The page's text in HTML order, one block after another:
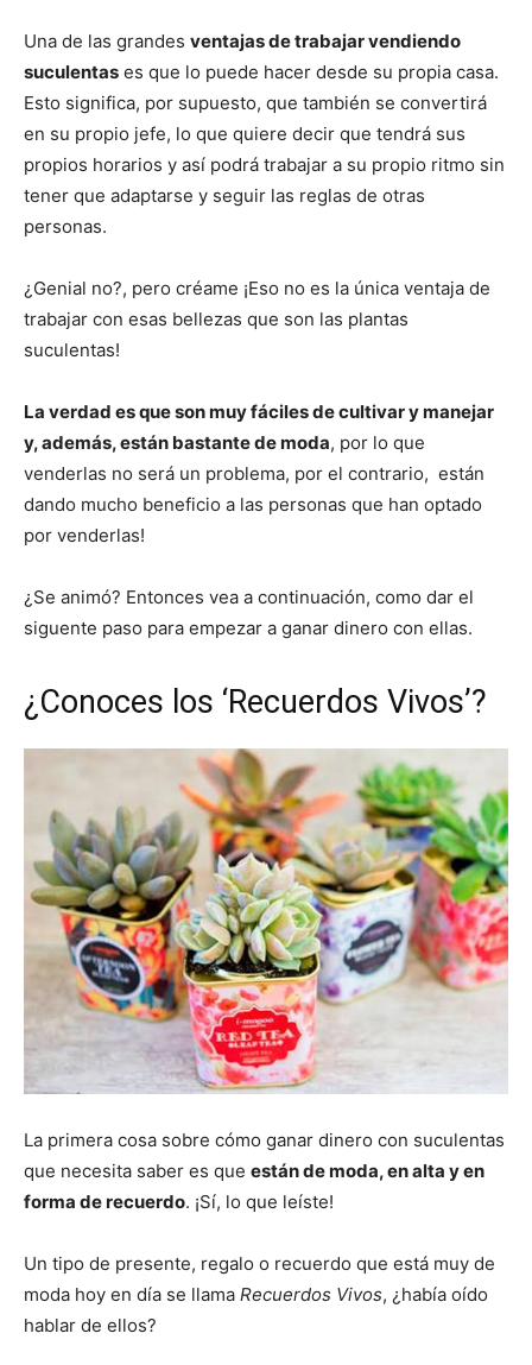
Una de las grandes ventajas de trabajar vendiendo
suculentas es que lo puede hacer desde su propia casa.
Esto significa, por supuesto, que también se convertirá
en su propio jefe, lo que quiere decir que tendrá sus
propios horarios y así podrá trabajar a su propio ritmo sin
tener que adaptarse y seguir las reglas de otras
personas.
¿Genial no?, pero créame ¡Eso no es la única ventaja de
trabajar con esas bellezas que son las plantas
suculentas!
La verdad es que son muy fáciles de cultivar y manejar
y, además, están bastante de moda, por lo que
venderlas no será un problema, por el contrario, están
dando mucho beneficio a las personas que han optado
por venderlas!
¿Se animó? Entonces vea a continuación, como dar el
siguente paso para empezar a ganar dinero con ellas.
¿Conoces los ‘Recuerdos Vivos’?
La primera cosa sobre cómo ganar dinero con suculentas
que necesita saber es que están de moda, en alta y en
forma de recuerdo. ¡Sí, lo que leíste!
Un tipo de presente, regalo o recuerdo que está muy de
moda hoy en día se llama Recuerdos Vivos, ¿había oído
hablar de ellos?